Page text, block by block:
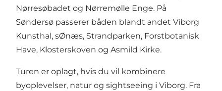
Nørresøbadet og Nørremølle Enge. På
Søndersø passerer båden blandt andet Viborg
Kunsthal, sØnæs, Strandparken, Forstbotanisk
Have, Klosterskoven og Asmild Kirke.
Turen er oplagt, hvis du vil kombinere
byoplevelser, natur og sightseeing i Viborg. Fra